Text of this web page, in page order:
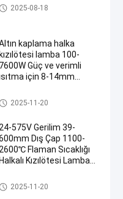
IR Halojen Lambalar
2025-08-18
kaplama halka
kızılötesi lamba 100-
7600W Güç ve verimli
için 8-14mm
Halka Kızılötesi Lambalar
2025-11-20
24-575V Gerilim 39-
Dış Çap 1100-
2600℃ Flaman Sıcaklığı
Halkalı Kızılötesi Lamba
Tüp
Halka Kızılötesi Lambalar
2025-11-20